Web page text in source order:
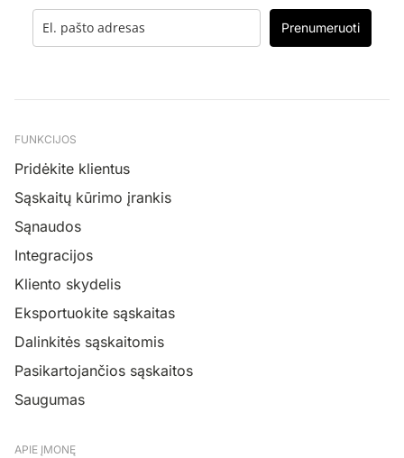
Prenumeruoti
FUNKCIJOS
Pridėkite klientus
Sąskaitų kūrimo įrankis
Sąnaudos
Integracijos
Kliento skydelis
Eksportuokite sąskaitas
Dalinkitės sąskaitomis
Pasikartojančios sąskaitos
Saugumas
APIE ĮMONĘ